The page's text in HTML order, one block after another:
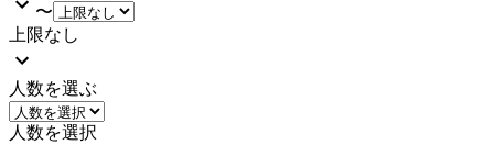
〜
上限なし
人数を選ぶ
人数を選択